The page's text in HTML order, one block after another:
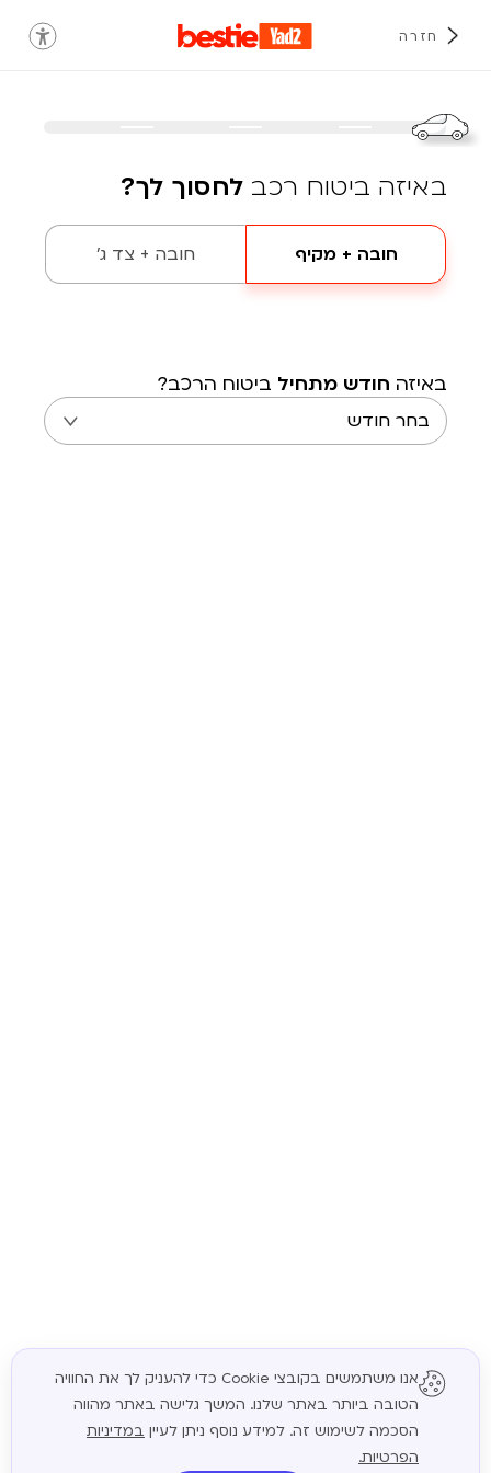
חזרה
באיזה ביטוח רכב לחסוך לך?
חובה + מקיף חובה + צד ג'
באיזה חודש מתחיל ביטוח הרכב?
המשך
אנו משתמשים בקובצי Cookie כדי להעניק לך את החוויה
הטובה ביותר באתר שלנו. המשך גלישה באתר מהווה
הסכמה לשימוש זה. למידע נוסף ניתן לעיין במדיניות
הפרטיות.